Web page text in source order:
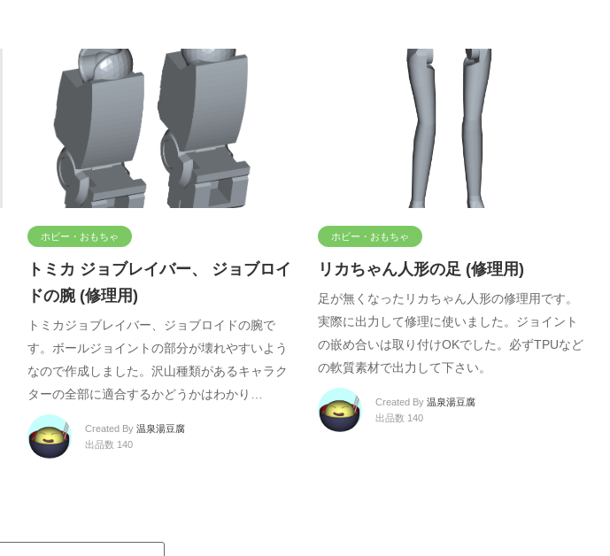
ホビー・おもちゃ
トミカ ジョブレイバー、 ジョブロイ
ドの腕 (修理用)
トミカジョブレイバー、ジョブロイドの腕で
す。ボールジョイントの部分が壊れやすいよう
なので作成しました。沢山種類があるキャラク
ターの全部に適合するかどうかはわかり…
Created By 温泉湯豆腐
出品数 140
ホビー・おもちゃ
リカちゃん人形の足 (修理用)
足が無くなったリカちゃん人形の修理用です。
実際に出力して修理に使いました。ジョイント
の嵌め合いは取り付けOKでした。必ずTPUなど
の軟質素材で出力して下さい。
Created By 温泉湯豆腐
出品数 140